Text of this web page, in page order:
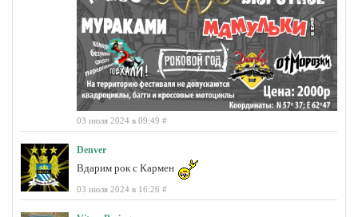
03 июля 2024 в 09:49 #
Denver
Вдарим рок с Кармен
03 июля 2024 в 16:26 #